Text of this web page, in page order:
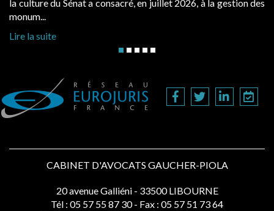
a consacré, en juillet 2026, à la gestion des
CABINET D'AVOCATS GAUCHER-PIOLA
20 avenue Galliéni - 33500 LIBOURNE
Tél : 05 57 55 87 30 - Fax : 05 57 51 73 64